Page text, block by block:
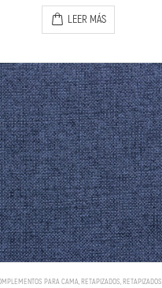
0out of 5
LEER MÁS
PARA CAMA,RETAPIZADOS,RETAPIZADOS